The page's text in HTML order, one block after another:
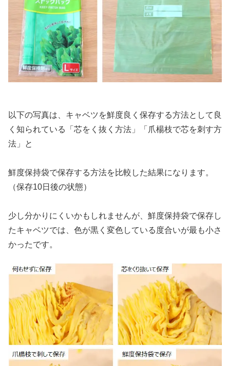
以下の写真は、キャベツを鮮度良く保存する方法として良
く知られている「芯をく抜く方法」「爪楊枝で芯を刺す方
法」と
鮮度保持袋で保存する方法を比較した結果になります。
（保存10日後の状態）
少し分かりにくいかもしれませんが、鮮度保持袋で保存し
たキャベツでは、色が黒く変色している度合いが最も小さ
かったです。